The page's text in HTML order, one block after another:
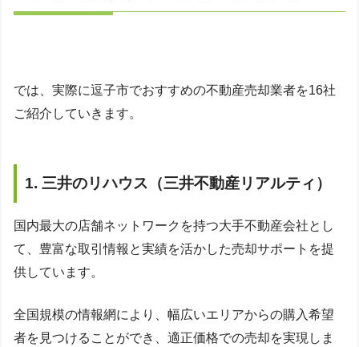
では、実際に逗子市でおすすめの不動産売却業者を16社
ご紹介していきます。
1. 三井のリハウス（三井不動産リアルティ）
国内最大の店舗ネットワークを持つ大手不動産会社とし
て、豊富な取引情報と実績を活かした売却サポートを提
供しています。
全国規模の情報網により、幅広いエリアからの購入希望
者を見つけることができ、適正価格での売却を実現しま